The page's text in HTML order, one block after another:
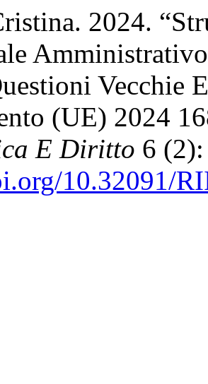
2024.
Vecchie
(UE) 2024
E Diritto 6
10.32091/